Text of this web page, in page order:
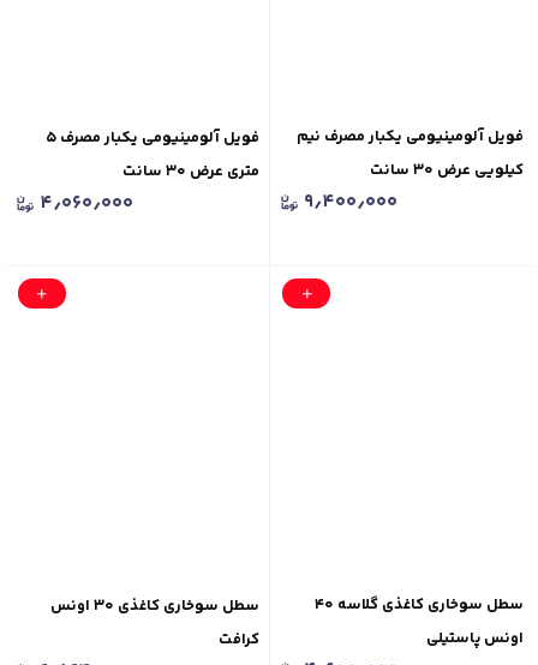
فویل آلومینیومی یکبار مصرف نیم
کیلویی عرض ۳۰ سانت
۹٫۴۰۰٫۰۰۰
فویل آلومینیومی یکبار مصرف ۵
متری عرض ۳۰ سانت
۴٫۰۶۰٫۰۰۰
سطل سوخاری کاغذی گلاسه ۴۰
اونس پاستیلی
سطل سوخاری کاغذی ۳۰ اونس
کرافت